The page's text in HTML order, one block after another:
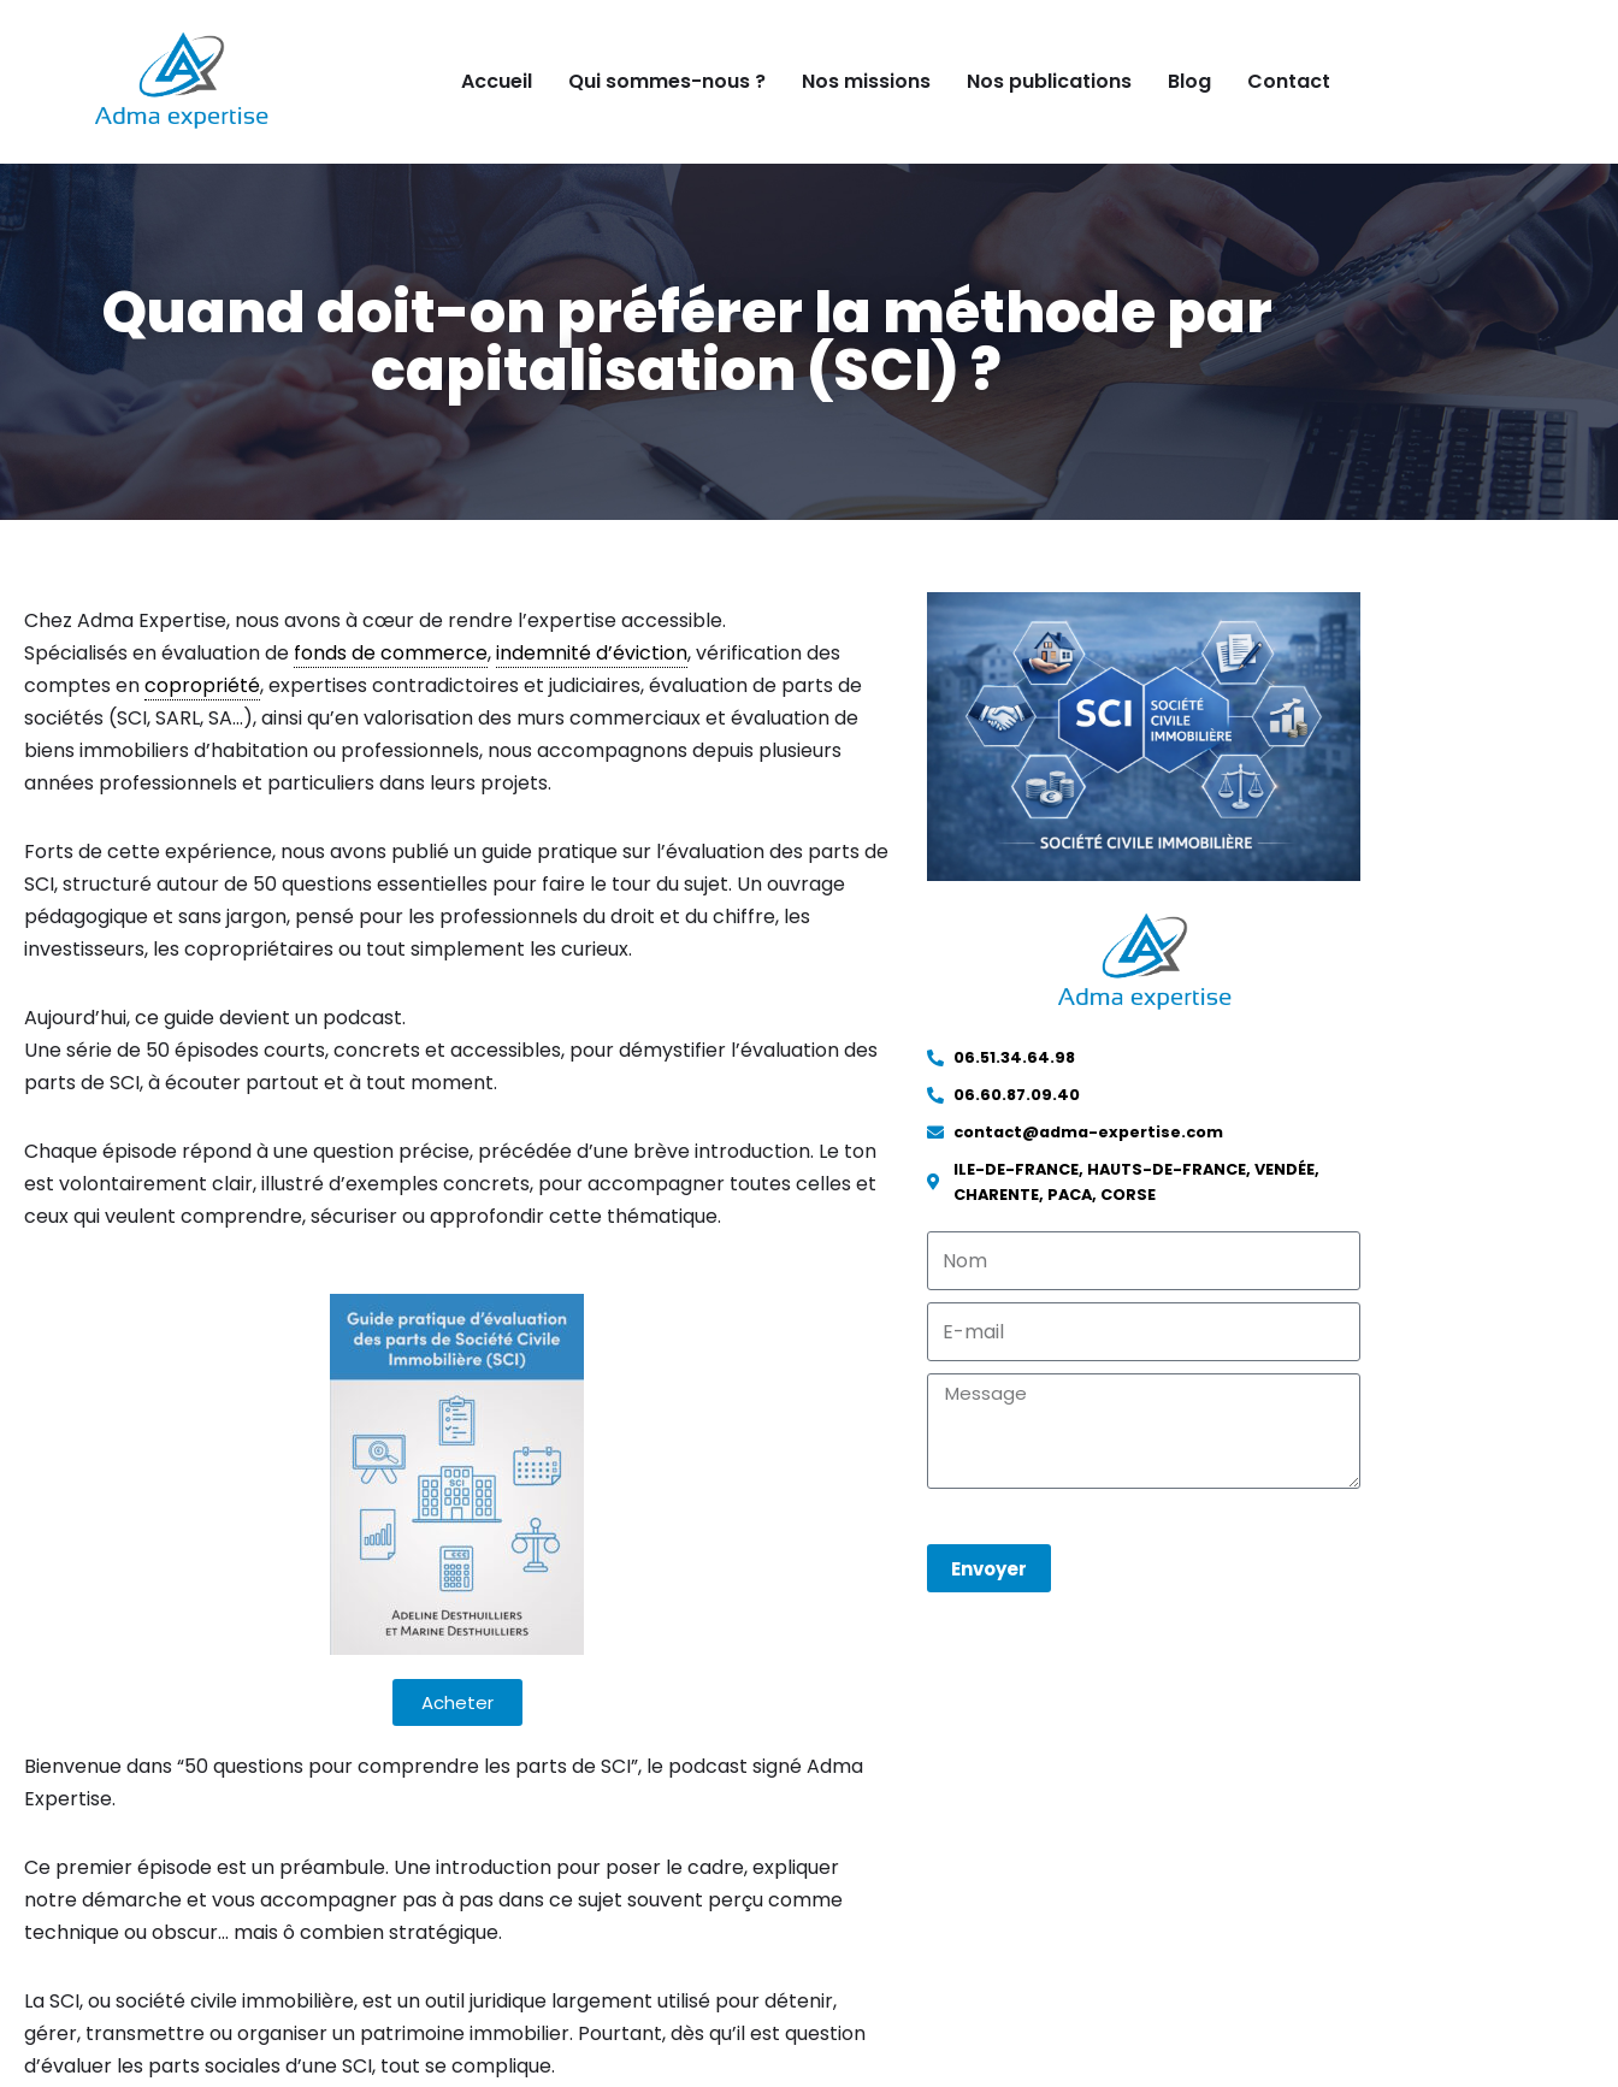
contenu
Accueil Qui sommes-nous ? Nos missions Nos publications Blog Contact
Quand doit-on préférer la méthode par
capitalisation (SCI) ?
Chez Adma Expertise, nous avons à cœur de rendre l’expertise accessible.
Spécialisés en évaluation de fonds de commerce,indemnité d’éviction, vérification des
comptes encopropriété, expertises contradictoires et judiciaires, évaluation de parts de
sociétés (SCI, SARL, SA…), ainsi qu’en valorisation des murs commerciaux et évaluation de
biens immobiliers d’habitation ou professionnels, nous accompagnons depuis plusieurs
années professionnels et particuliers dans leurs projets.
Forts de cette expérience, nous avons publié un guide pratique sur l’évaluation des parts de
SCI, structuré autour de 50 questions essentielles pour faire le tour du sujet. Un ouvrage
pédagogique et sans jargon, pensé pour les professionnels du droit et du chiffre, les
investisseurs, les copropriétaires ou tout simplement les curieux.
Aujourd’hui, ce guide devient un podcast.
Une série de 50 épisodes courts, concrets et accessibles, pour démystifier l’évaluation des
parts de SCI, à écouter partout et à tout moment.
Chaque épisode répond à une question précise, précédée d’une brève introduction. Le ton
est volontairement clair, illustré d’exemples concrets, pour accompagner toutes celles et
ceux qui veulent comprendre, sécuriser ou approfondir cette thématique.
Acheter
Bienvenue dans “50 questions pour comprendre les parts de SCI”, le podcast signé Adma
Expertise.
Ce premier épisode est un préambule. Une introduction pour poser le cadre, expliquer
notre démarche et vous accompagner pas à pas dans ce sujet souvent perçu comme
technique ou obscur… mais ô combien stratégique.
La SCI, ou société civile immobilière, est un outil juridique largement utilisé pour détenir,
gérer, transmettre ou organiser un patrimoine immobilier. Pourtant, dès qu’il est question
d’évaluer les parts sociales d’une SCI, tout se complique.
06.51.34.64.98
06.60.87.09.40
contact@adma-expertise.com
ILE-DE-FRANCE, HAUTS-DE-FRANCE, VENDÉE,
CHARENTE, PACA, CORSE
Envoyer